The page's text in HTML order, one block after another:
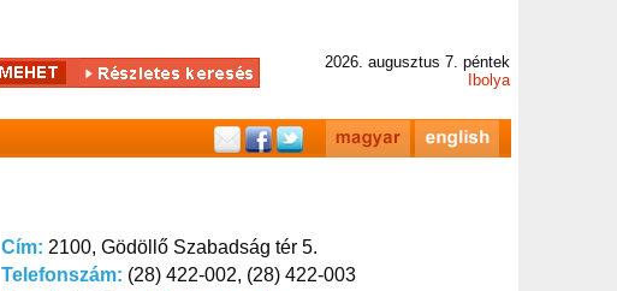
2026. augusztus 7. péntek
Ibolya
Cím: 2100, Gödöllő Szabadság tér 5.
Telefonszám: (28) 422-002, (28) 422-003